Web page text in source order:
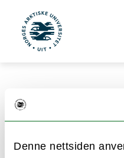
Denne nettsiden
UiT Norges
Underside til